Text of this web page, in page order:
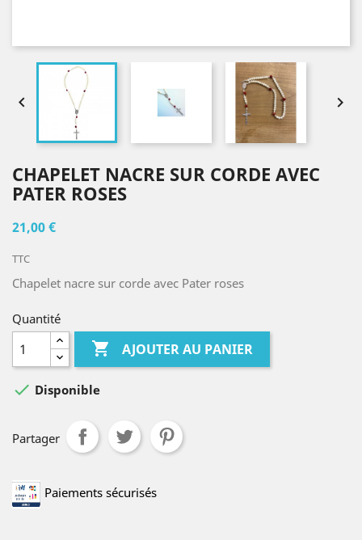
 
CHAPELET NACRE SUR CORDE AVEC
PATER ROSES
21,00 €
TTC
Chapelet nacre sur corde avec Pater roses
Quantité
 AJOUTER AU PANIER
 Disponible
Partager
Paiements sécurisés